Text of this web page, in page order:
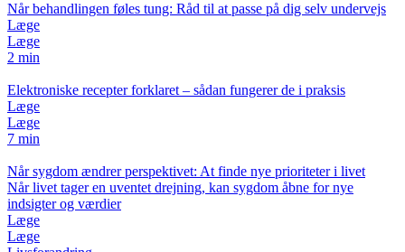
Når behandlingen føles tung: Råd til at passe på dig selv undervejs
Læge
Læge
2 min
Elektroniske recepter forklaret – sådan fungerer de i praksis
Læge
Læge
7 min
Når sygdom ændrer perspektivet: At finde nye prioriteter i livet
Når livet tager en uventet drejning, kan sygdom åbne for nye
indsigter og værdier
Læge
Læge